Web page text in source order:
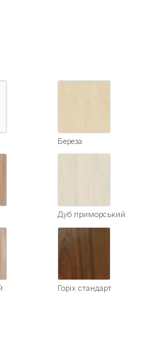
Береза
Дуб приморський
Горіх стандарт